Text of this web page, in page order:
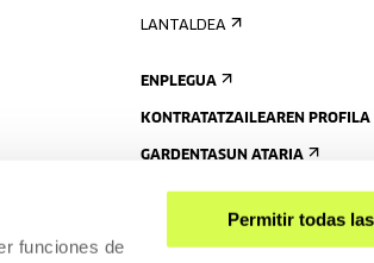
funciones de
Permitir todas
LANTALDEA
ENPLEGUA
KONTRATATZAILEAREN PROFILA
GARDENTASUN ATARIA